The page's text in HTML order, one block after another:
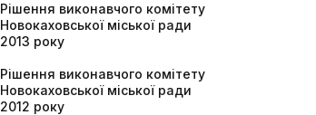
Рішення виконавчого комітету
Новокаховської міської ради
2013 року
Рішення виконавчого комітету
Новокаховської міської ради
2012 року